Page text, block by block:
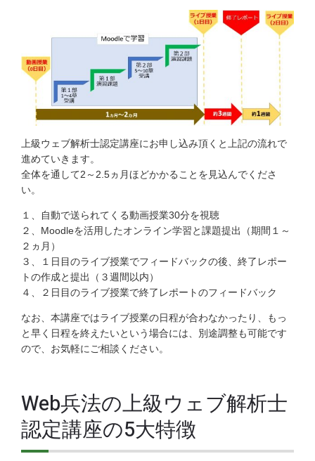
上級ウェブ解析士認定講座にお申し込み頂くと上記の流れで
進めていきます。
全体を通して2～2.5ヵ月ほどかかることを見込んでくださ
い。
１、自動で送られてくる動画授業30分を視聴
２、Moodleを活用したオンライン学習と課題提出（期間１～
２ヵ月）
３、１日目のライブ授業でフィードバックの後、終了レポー
トの作成と提出（３週間以内）
４、２日目のライブ授業で終了レポートのフィードバック
なお、本講座ではライブ授業の日程が合わなかったり、もっ
と早く日程を終えたいという場合には、別途調整も可能です
ので、お気軽にご相談ください。
Web兵法の上級ウェブ解析士
認定講座の5大特徴